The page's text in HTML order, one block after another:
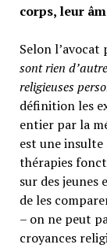
corps, leur
Selon l’avocat
sont rien
religieuses
définition les
entier par la
est une insulte
thérapies
sur des jeunes
de les
– on ne peut
croyances